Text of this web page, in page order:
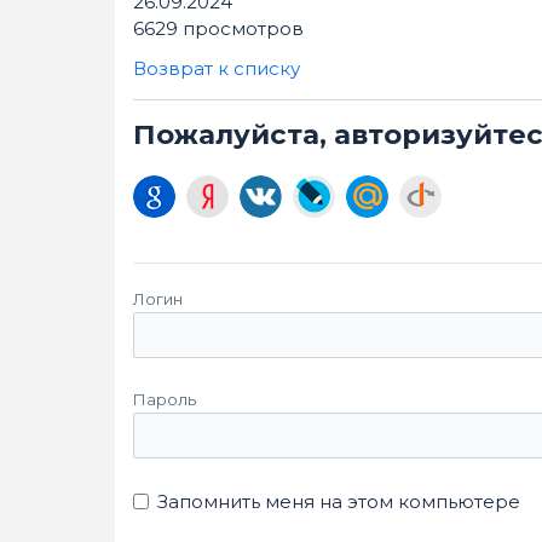
6629 просмотров
Возврат к списку
Пожалуйста,
Логин
Пароль
Запомнить меня на этом компьютере